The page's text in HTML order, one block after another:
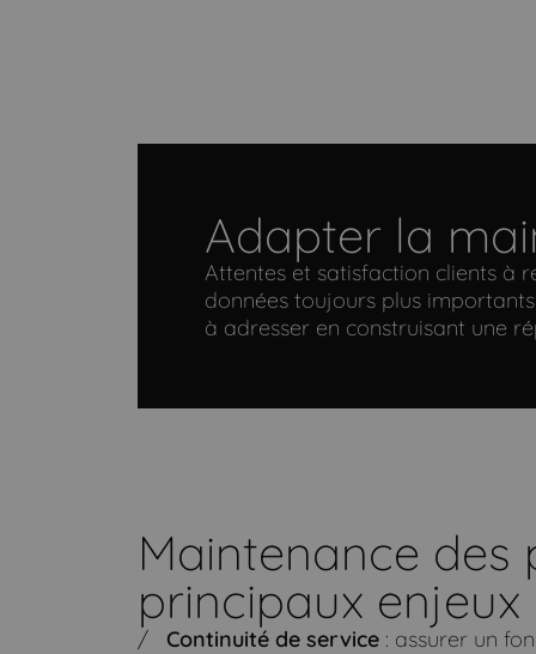
Adapter la
Attentes et satisfaction clients à
données toujours plus
à adresser en construisant une
Maintenance des
principaux enjeux
Continuité de service : assurer un